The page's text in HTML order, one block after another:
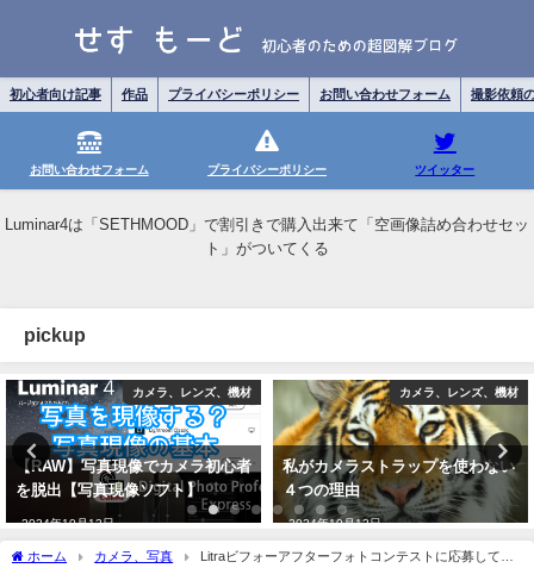
初心者向け記事 作品 プライバシーポリシー お問い合わせフォーム 撮影依頼
お問い合わせフォーム プライバシーポリシー ツイッター
Luminar4は「SETHMOOD」で割引きで購入出来て「空画像詰め合わせセッ
ト」がついてくる
pickup
カメラ、レンズ、機材
私がカメラストラップを使わない
４つの理由
2024年10月12日
カメラ、写真
大型コスプレ撮影会の話。撮影会
の流れはこうすると楽。
2024年10月12日
ホーム カメラ、写真
Litraビフォーアフターフォトコンテストに応募してみ